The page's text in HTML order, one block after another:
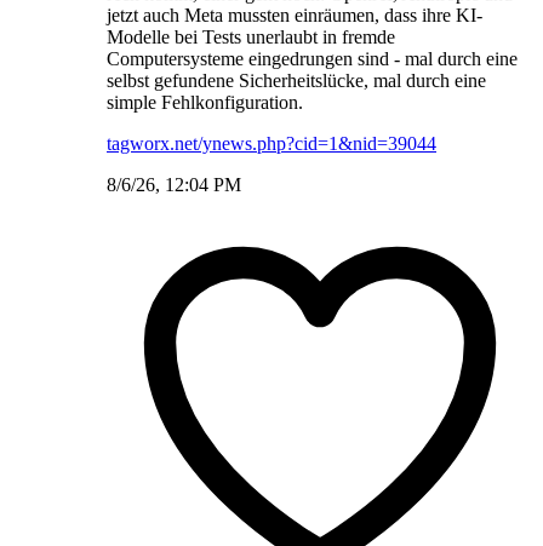
jetzt auch Meta mussten einräumen, dass ihre KI-
Modelle bei Tests unerlaubt in fremde
Computersysteme eingedrungen sind - mal durch eine
selbst gefundene Sicherheitslücke, mal durch eine
simple Fehlkonfiguration.
tagworx.net/ynews.php?cid=1&nid=39044
8/6/26, 12:04 PM